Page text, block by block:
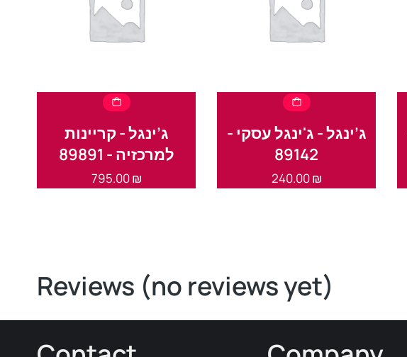
ג’ינגל - קריינות
למרכזיה - 89891
795.00₪
ג’ינגל - ג'ינגל עסקי -
89142
240.00₪
Reviews (no reviews yet)